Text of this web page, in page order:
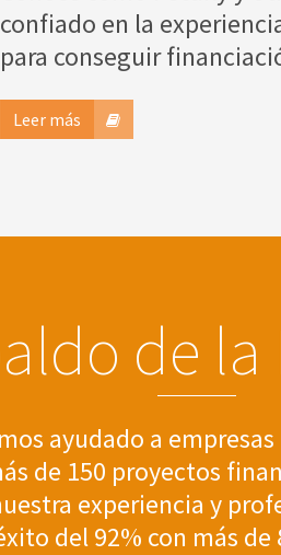
confiado en la
para conseguir
Leer más
de
ayudado a
de 150 proyectos
experiencia y
del 92% con más de